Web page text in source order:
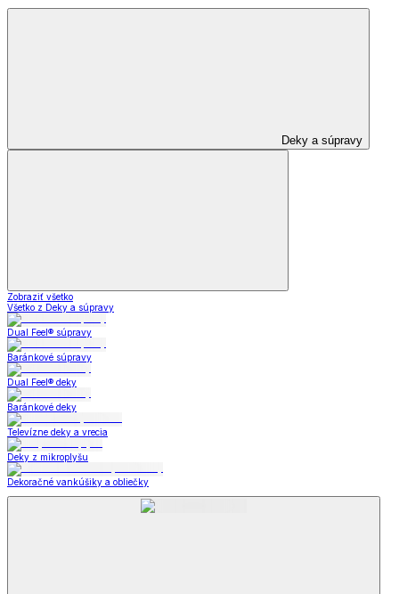
Deky a súpravy
Zobraziť všetko
Všetko z Deky a súpravy
Dual Feel® súpravy
Baránkové súpravy
Dual Feel® deky
Baránkové deky
Televízne deky a vrecia
Deky z mikroplyšu
Dekoračné vankúšiky a obliečky